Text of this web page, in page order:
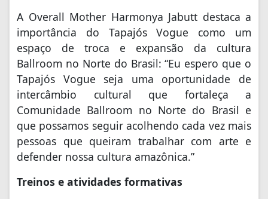
A Overall Mother Harmonya Jabutt destaca a
importância do Tapajós Vogue como um
espaço de troca e expansão da cultura
Ballroom no Norte do Brasil: “Eu espero que o
Tapajós Vogue seja uma oportunidade de
intercâmbio cultural que fortaleça a
Comunidade Ballroom no Norte do Brasil e
que possamos seguir acolhendo cada vez mais
pessoas que queiram trabalhar com arte e
defender nossa cultura amazônica.”
Treinos e atividades formativas